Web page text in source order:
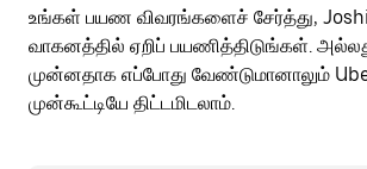
உங்கள் பயண விவரங்களைச் சேர்த்து,
வாகனத்தில் ஏறிப் பயணித்திடுங்கள்.
முன்னதாக எப்போது வேண்டுமானாலும்
முன்கூட்டியே திட்டமிடலாம்.